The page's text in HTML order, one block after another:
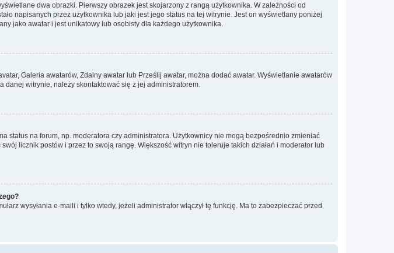
dwa obrazki. Pierwszy obrazek jest skojarzony z rangą użytkownika. W zależności od
napisanych przez użytkownika lub jaki jest jego status na tej witrynie. Jest on wyświetlany poniżej
jako awatar i jest unikatowy lub osobisty dla każdego użytkownika.
Galeria awatarów, Zdalny awatar lub Prześlij awatar, można dodać awatar. Wyświetlanie awatarów
witrynie, należy skontaktować się z jej administratorem.
status na forum, np. moderatora czy administratora. Użytkownicy nie mogą bezpośrednio zmieniać
licznik postów i przez to swoją rangę. Większość witryn nie toleruje takich działań i moderator lub
wysyłania e-maili i tylko wtedy, jeżeli administrator włączył tę funkcję. Ma to zabezpieczać przed